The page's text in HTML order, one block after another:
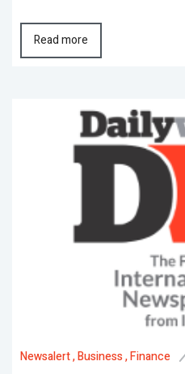
Read more
Newsalert, Business, Finance